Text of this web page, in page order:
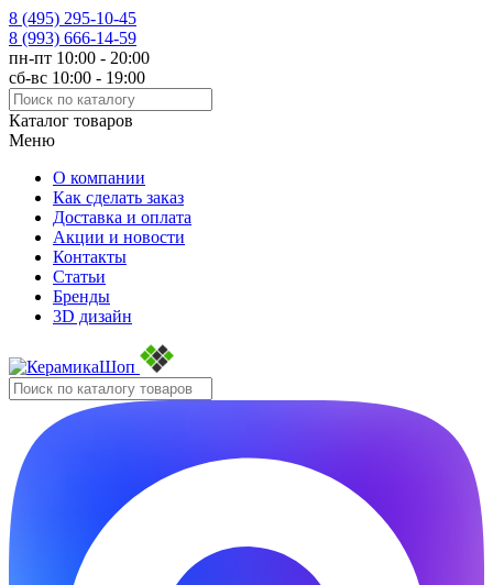
8 (495) 295-10-45
8 (993) 666-14-59
пн-пт 10:00 - 20:00
сб-вс 10:00 - 19:00
Каталог товаров
Меню
О компании
Как сделать заказ
Доставка и оплата
Акции и новости
Контакты
Статьи
Бренды
3D дизайн